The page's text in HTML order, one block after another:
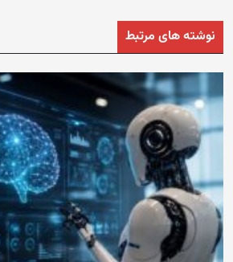
نوشته های مرتبط